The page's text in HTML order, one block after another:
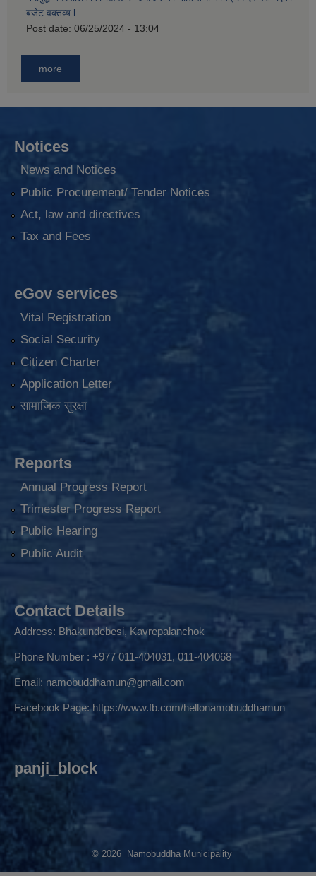
बजेट वक्तव्य l
Post date: 06/25/2024 - 13:04
more
Notices
News and Notices
Public Procurement/ Tender Notices
Act, law and directives
Tax and Fees
eGov services
Vital Registration
Social Security
Citizen Charter
Application Letter
सामाजिक सुरक्षा
Reports
Annual Progress Report
Trimester Progress Report
Public Hearing
Public Audit
Contact Details
Address: Bhakundebesi, Kavrepalanchok
Phone Number : +977 011-404031, 011-404068
Email: namobuddhamun@gmail.com
Facebook Page:https://www.fb.com/hellonamobuddhamun
panji_block
© 2026 Namobuddha Municipality